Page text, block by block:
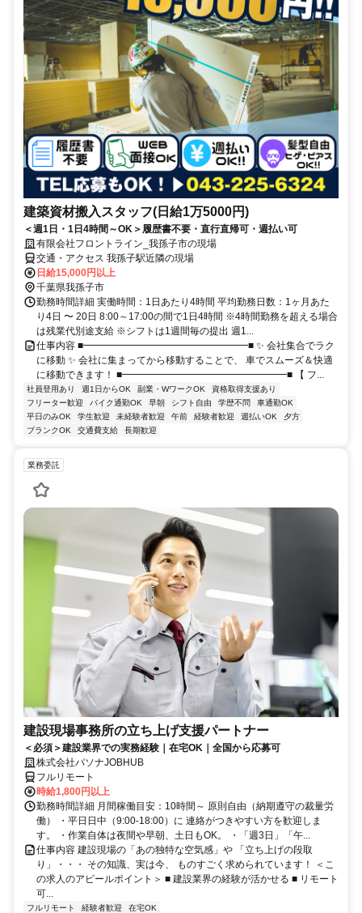
建築資材搬入スタッフ(日給1万5000円)
＜週1日・1日4時間～OK＞履歴書不要・直行直帰可・週払い可
有限会社フロントライン_我孫子市の現場
交通・アクセス 我孫子駅近隣の現場
日給15,000円以上
千葉県我孫子市
勤務時間詳細 実働時間：1日あたり4時間 平均勤務日数：1ヶ月あた
り4日 〜 20日 8:00～17:00の間で1日4時間 ※4時間勤務を超える場合
は残業代別途支給 ※シフトは1週間毎の提出 週1...
仕事内容 ■━━━━━━━━━━━━━━━━━■ ✨ 会社集合でラク
に移動 ✨ 会社に集まってから移動することで、 車でスムーズ＆快適
に移動できます！ ■━━━━━━━━━━━━━━━━━■ 【 フ...
社員登用あり 週1日からOK 副業・WワークOK
資格取得支援あり
フリーター歓迎
バイク通勤OK 早朝 シフト自由 学歴不問
車通勤OK
平日のみOK
学生歓迎 未経験者歓迎 午前 経験者歓迎 週払いOK
夕方
ブランクOK
交通費支給 長期歓迎
業務委託
建設現場事務所の立ち上げ支援パートナー
＜必須＞建設業界での実務経験｜在宅OK｜全国から応募可
株式会社パソナJOBHUB
フルリモート
時給1,800円以上
勤務時間詳細 月間稼働目安：10時間～ 原則自由（納期遵守の裁量労
働） ・平日日中（9:00-18:00）に 連絡がつきやすい方を歓迎しま
す。 ・作業自体は夜間や早朝、土日もOK。 ・「週3日」「午...
仕事内容 建設現場の「あの独特な空気感」や 「立ち上げの段取
り」・・・ その知識、実は今、 ものすごく求められています！ ＜こ
の求人のアピールポイント＞ ■ 建設業界の経験が活かせる ■ リモート
可...
フルリモート 経験者歓迎 在宅OK